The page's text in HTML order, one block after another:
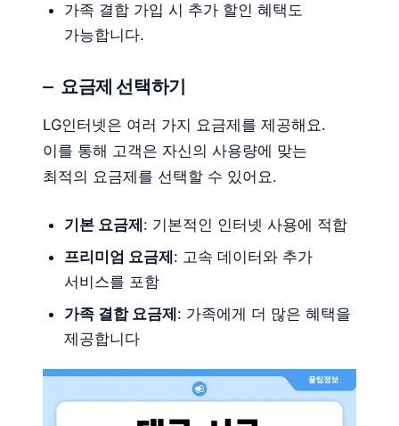
가족 결합 가입 시 추가 할인 혜택도
가능합니다.
요금제 선택하기
LG인터넷은 여러 가지 요금제를 제공해요.
이를 통해 고객은 자신의 사용량에 맞는
최적의 요금제를 선택할 수 있어요.
기본 요금제 : 기본적인 인터넷 사용에 적합
프리미엄 요금제 : 고속 데이터와 추가
서비스를 포함
가족 결합 요금제 : 가족에게 더 많은 혜택을
제공합니다